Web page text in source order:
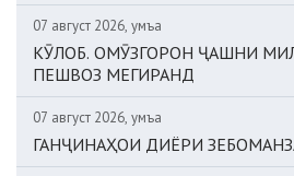
07 август 2026, Ҷумъа
КӮЛОБ. ОМӮЗГОРОН ҶАШНИ
ПЕШВОЗ МЕГИРАНД
07 август 2026, Ҷумъа
ГАНҶИНАҲОИ ДИЁРИ